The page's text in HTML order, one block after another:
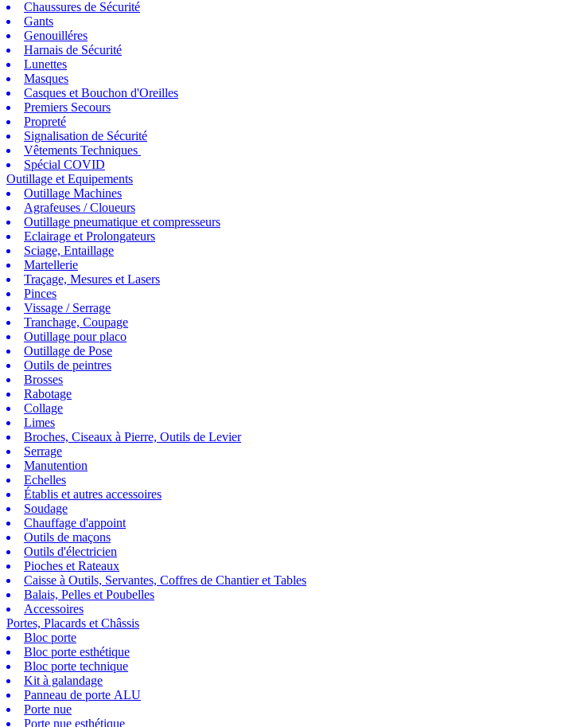
Chaussures de Sécurité
Gants
Genouilléres
Harnais de Sécurité
Lunettes
Masques
Casques et Bouchon d'Oreilles
Premiers Secours
Propreté
Signalisation de Sécurité
Vêtements Techniques
Spécial COVID
Outillage et Equipements
Outillage Machines
Agrafeuses / Cloueurs
Outillage pneumatique et compresseurs
Eclairage et Prolongateurs
Sciage, Entaillage
Martellerie
Traçage, Mesures et Lasers
Pinces
Vissage / Serrage
Tranchage, Coupage
Outillage pour placo
Outillage de Pose
Outils de peintres
Brosses
Rabotage
Collage
Limes
Broches, Ciseaux à Pierre, Outils de Levier
Serrage
Manutention
Echelles
Établis et autres accessoires
Soudage
Chauffage d'appoint
Outils de maçons
Outils d'électricien
Pioches et Rateaux
Caisse à Outils, Servantes, Coffres de Chantier et Tables
Balais, Pelles et Poubelles
Accessoires
Portes, Placards et Châssis
Bloc porte
Bloc porte esthétique
Bloc porte technique
Kit à galandage
Panneau de porte ALU
Porte nue
Porte nue esthétique